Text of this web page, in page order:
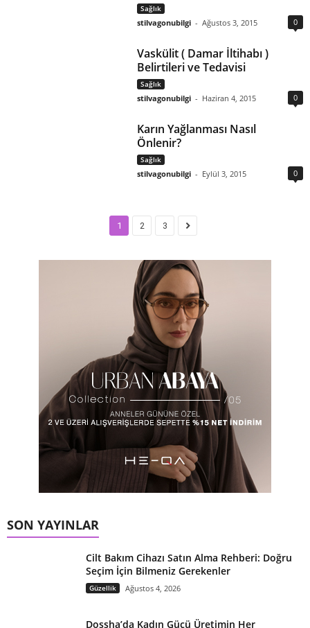
Sağlık
stilvagonubilgi - Ağustos 3, 2015 0
Vaskülit ( Damar İltihabı )
Belirtileri ve Tedavisi
Sağlık
stilvagonubilgi - Haziran 4, 2015 0
Karın Yağlanması Nasıl
Önlenir?
Sağlık
stilvagonubilgi - Eylül 3, 2015 0
1 2 3
SON YAYINLAR
Cilt Bakım Cihazı Satın Alma Rehberi: Doğru
Seçim İçin Bilmeniz Gerekenler
Güzellik Ağustos 4, 2026
Dossha’da Kadın Gücü Üretimin Her